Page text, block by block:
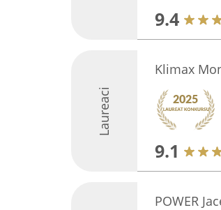
9.4
Laureaci
Klimax
9.1
POWER